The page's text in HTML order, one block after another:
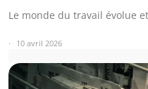
Le monde du travail évolue
10 avril 2026